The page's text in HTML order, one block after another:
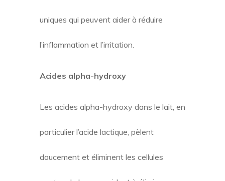
uniques qui peuvent aider à réduire
l’inflammation et l’irritation.
Acides alpha-hydroxy
Les acides alpha-hydroxy dans le lait, en
particulier l’acide lactique, pèlent
doucement et éliminent les cellules